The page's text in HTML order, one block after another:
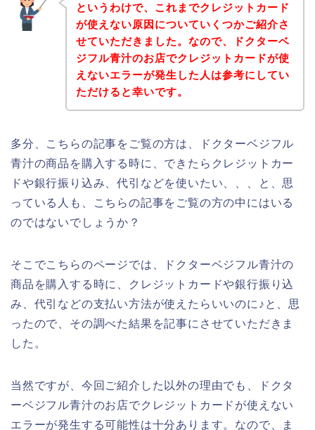
というわけで、これまでクレジットカード
が使えない原因についていくつかご紹介さ
せていただきました。なので、ドクターベ
ジフル青汁のお店でクレジットカードが使
えないエラーが発生した人は参考にしてい
ただけると幸いです。
多分、こちらの記事をご覧の方は、ドクターベジフル
青汁の商品を購入する時に、できたらクレジットカー
ドや銀行振り込み、代引などを使いたい、、、と、思
っている人も、こちらの記事をご覧の方の中にはいる
のではないでしょうか？
そこでこちらのページでは、ドクターベジフル青汁の
商品を購入する時に、クレジットカードや銀行振り込
み、代引などの支払い方法が使えたらいいのに♪と、思
ったので、その調べた結果を記事にさせていただきま
した。
当然ですが、今回ご紹介した以外の理由でも、ドクタ
ーベジフル青汁のお店でクレジットカードが使えない
エラーが発生する可能性は十分あります。なので、ま